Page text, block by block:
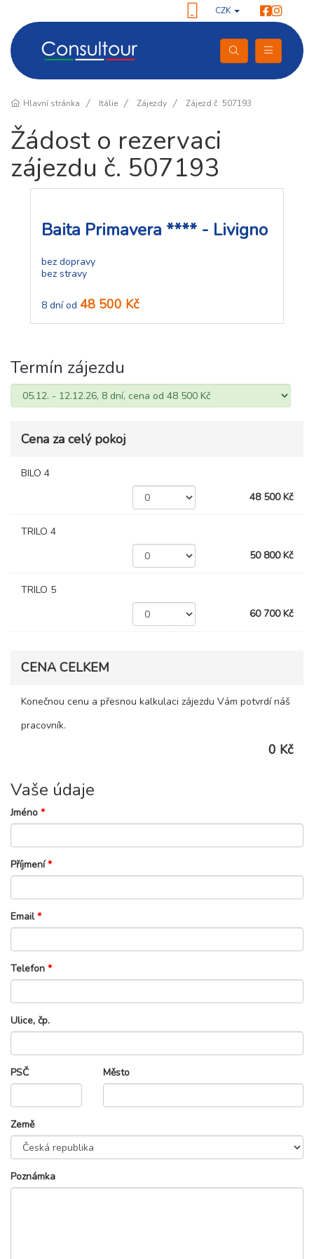
CZK
Hlavní stránka Itálie Zájezdy Zájezd č. 507193
Žádost o rezervaci
zájezdu č. 507193
Baita Primavera **** - Livigno
bez dopravy
bez stravy
8 dní od 48 500 Kč
Termín zájezdu
Cena za celý pokoj
BILO 4
48 500 Kč
TRILO 4
50 800 Kč
TRILO 5
60 700 Kč
CENA CELKEM
Konečnou cenu a přesnou kalkulaci zájezdu Vám potvrdí náš
pracovník.
0 Kč
Vaše údaje
Jméno *
Příjmení*
Email*
Telefon *
Ulice, čp.
PSČ Město
Země
Poznámka